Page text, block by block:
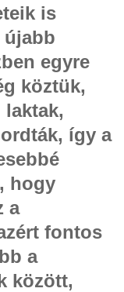
is
újabb
egyre
köztük,
laktak,
így a
hogy
a
fontos
a
között,